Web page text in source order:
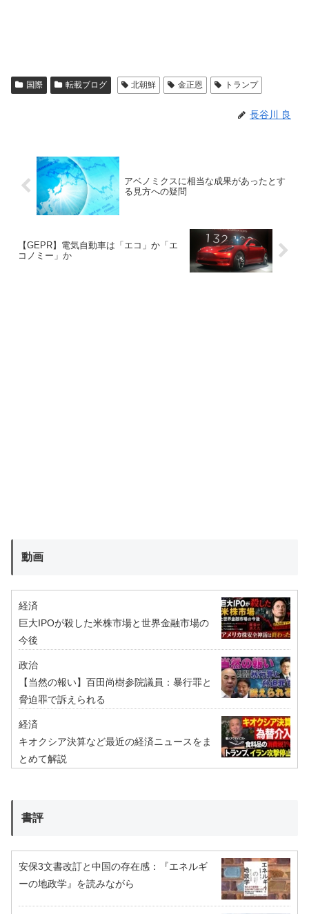
国際 転載ブログ 北朝鮮 金正恩 トランプ
長谷川 良
アベノミクスに相当な成果があったとす
る見方への疑問
【GEPR】電気自動車は「エコ」か「エ
コノミー」か
動画
経済
巨大IPOが殺した米株市場と世界金融市場の
今後
政治
【当然の報い】百田尚樹参院議員：暴行罪と
脅迫罪で訴えられる
経済
キオクシア決算など最近の経済ニュースをま
とめて解説
書評
安保3文書改訂と中国の存在感：『エネルギ
ーの地政学』を読みながら